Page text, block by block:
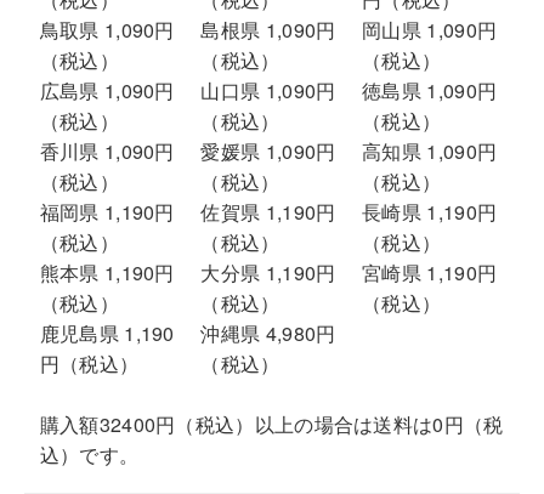
鳥取県 1,090円
（税込）
島根県 1,090円
（税込）
岡山県 1,090円
（税込）
広島県 1,090円
（税込）
山口県 1,090円
（税込）
徳島県 1,090円
（税込）
香川県 1,090円
（税込）
愛媛県 1,090円
（税込）
高知県 1,090円
（税込）
福岡県 1,190円
（税込）
佐賀県 1,190円
（税込）
長崎県 1,190円
（税込）
熊本県 1,190円
（税込）
大分県 1,190円
（税込）
宮崎県 1,190円
（税込）
鹿児島県 1,190
円（税込）
沖縄県 4,980円
（税込）
購入額32400円（税込）以上の場合は送料は0円（税
込）です。